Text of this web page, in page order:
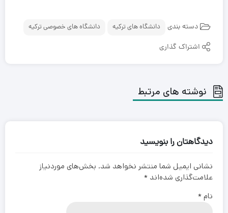
دسته بندی دانشگاه های ترکیه دانشگاه های خصوصی ترکیه
اشتراک گذاری
نوشته های مرتبط
دیدگاهتان را بنویسید
نشانی ایمیل شما منتشر نخواهد شد. بخش‌های موردنیاز
علامت‌گذاری شده‌اند *
نام*